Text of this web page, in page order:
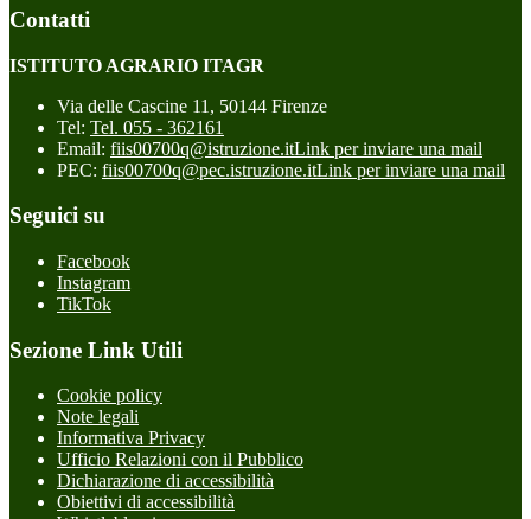
Contatti
ISTITUTO AGRARIO ITAGR
Via delle Cascine 11, 50144 Firenze
Tel: Tel. 055 - 362161
Email: fiis00700q@istruzione.itLink per inviare una mail
PEC: fiis00700q@pec.istruzione.itLink per inviare una mail
Seguici su
Facebook
Instagram
TikTok
Sezione Link Utili
Cookie policy
Note legali
Informativa Privacy
Ufficio Relazioni con il Pubblico
Dichiarazione di accessibilità
Obiettivi di accessibilità